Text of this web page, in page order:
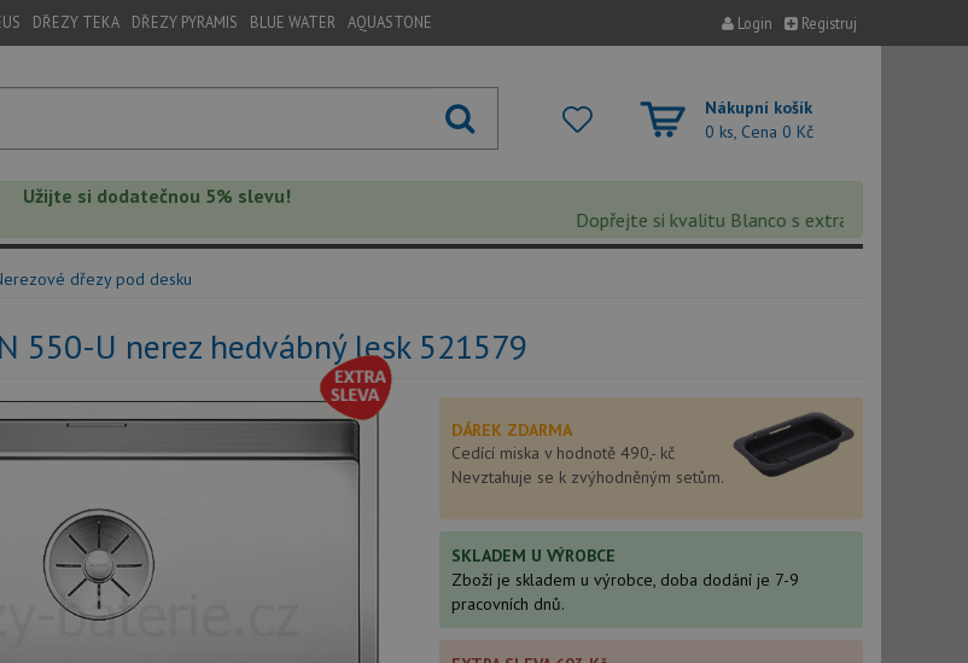
DŘEZY TEKA DŘEZY PYRAMIS BLUE WATER AQUASTONE Login Registruj
Nákupní košík
0 ks, Cena 0 Kč
Užijte si dodatečnou 5% slevu!
Dopřejte si kvalitu Blanco s extra 5% slevou –
dřezy pod desku
550-U nerez hedvábný lesk 521579
DÁREK ZDARMA
Cedící miska v hodnotě 490,- kč
Nevztahuje se k zvýhodněným setům.
SKLADEM U VÝROBCE
Zboží je skladem u výrobce, doba dodání je 7-9
pracovních dnů.